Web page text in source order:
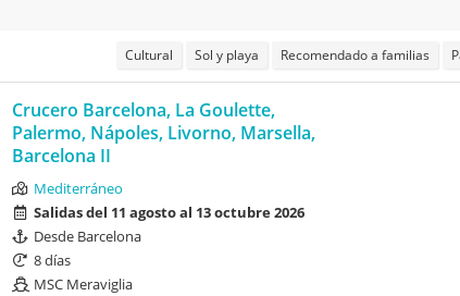
Cultural Sol y playa Recomendado a familias
Crucero Barcelona, La Goulette,
Palermo, Nápoles, Livorno, Marsella,
Barcelona II
Mediterráneo
Salidas del 11 agosto al 13 octubre 2026
Desde Barcelona
8 días
MSC Meraviglia